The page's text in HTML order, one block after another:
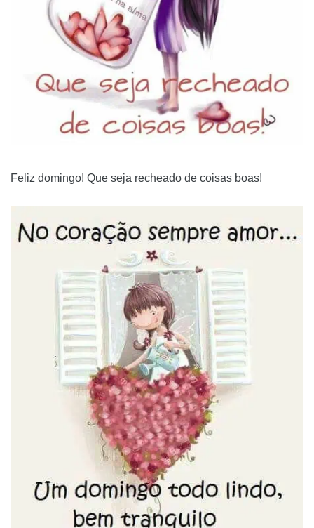
Feliz domingo! Que seja recheado de coisas boas!